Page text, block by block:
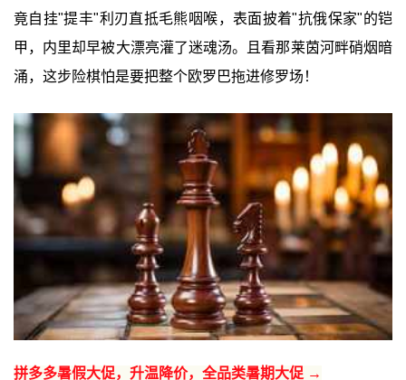
竟自挂"提丰"利刃直抵毛熊咽喉，表面披着"抗俄保家"的铠
甲，内里却早被大漂亮灌了迷魂汤。且看那莱茵河畔硝烟暗
涌，这步险棋怕是要把整个欧罗巴拖进修罗场！
拼多多暑假大促，升温降价，全品类暑期大促 →